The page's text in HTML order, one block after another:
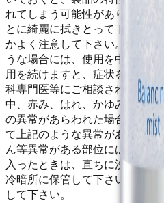
れてしまう可能性があります
とに綺麗に拭きとって下さい
かよく注意して下さい。お肌
うな場合には、使用を中止し
用を続けますと、症状を悪化
科専門医等にご相談されること
中、赤み、はれ、かゆみ、刺
の異常があらわれた場合 (2)使
て上記のような異常があらわ
ん等異常がある部位にはお使
入ったときは、直ちに洗い流
冷暗所に保管して下さい。 〇
して下さい。